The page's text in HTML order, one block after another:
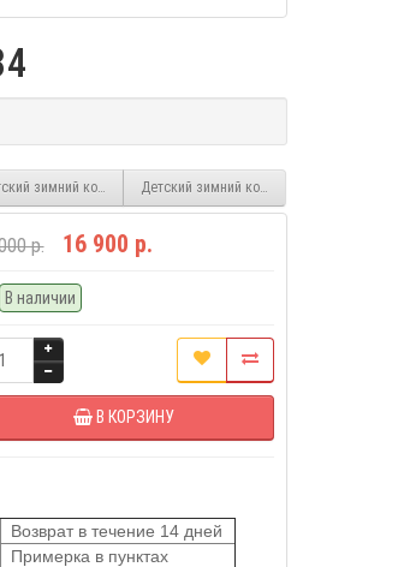
зимний костюм для девочки NZK-250-7 вишнёвый
Детский зимний костюм с натуральным
р. 16 900 р.
В наличии
В КОРЗИНУ
Возврат в течение 14 дней
Примерка в пунктах